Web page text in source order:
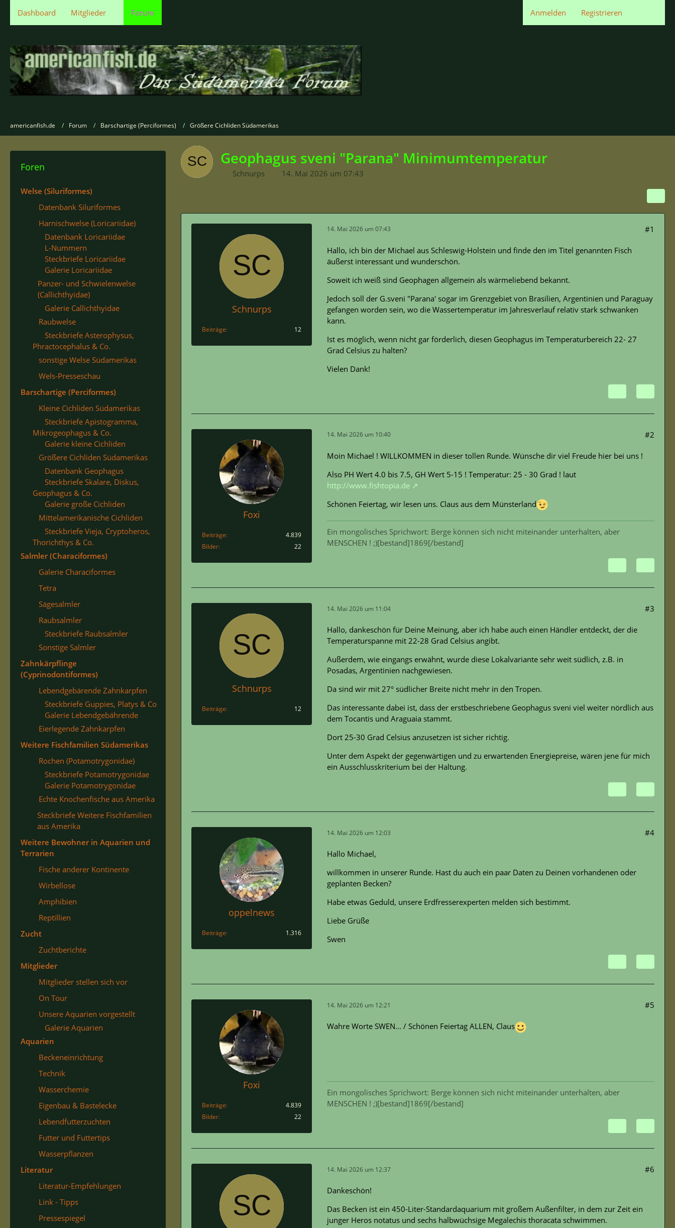
Dashboard Mitglieder Forum Anmelden Registrieren
americanfish.de Forum Barschartige (Perciformes) Größere Cichliden Südamerikas
Foren
Welse (Siluriformes)
Datenbank Siluriformes
Harnischwelse (Loricariidae)
Datenbank Loricariidae
L-Nummern
Steckbriefe Loricariidae
Galerie Loricariidae
Panzer- und Schwielenwelse
(Callichthyidae)
Galerie Callichthyidae
Raubwelse
Steckbriefe Asterophysus,
Phractocephalus & Co.
sonstige Welse Südamerikas
Wels-Presseschau
Barschartige (Perciformes)
Kleine Cichliden Südamerikas
Steckbriefe Apistogramma,
Mikrogeophagus & Co.
Galerie kleine Cichliden
Größere Cichliden Südamerikas
Datenbank Geophagus
Steckbriefe Skalare, Diskus,
Geophagus & Co.
Galerie große Cichliden
Mittelamerikanische Cichliden
Steckbriefe Vieja, Cryptoheros,
Thorichthys & Co.
Salmler (Characiformes)
Galerie Characiformes
Tetra
Sägesalmler
Raubsalmler
Steckbriefe Raubsalmler
Sonstige Salmler
Zahnkärpflinge
(Cyprinodontiformes)
Lebendgebärende Zahnkarpfen
Steckbriefe Guppies, Platys & Co
Galerie Lebendgebährende
Eierlegende Zahnkarpfen
Weitere Fischfamilien Südamerikas
Rochen (Potamotrygonidae)
Steckbriefe Potamotrygonidae
Galerie Potamotrygonidae
Echte Knochenfische aus Amerika
Steckbriefe Weitere Fischfamilien
aus Amerika
Weitere Bewohner in Aquarien und
Terrarien
Fische anderer Kontinente
Wirbellose
Amphibien
Reptillien
Zucht
Zuchtberichte
Mitglieder
Mitglieder stellen sich vor
On Tour
Unsere Aquarien vorgestellt
Galerie Aquarien
Aquarien
Beckeneinrichtung
Technik
Wasserchemie
Eigenbau & Bastelecke
Lebendfutterzuchten
Futter und Futtertips
Wasserpflanzen
Literatur
Literatur-Empfehlungen
Link - Tipps
Pressespiegel
Geophagus sveni "Parana" Minimumtemperatur
Schnurps 14. Mai 2026 um 07:43
Schnurps
Beiträge 12
14. Mai 2026 um 07:43 #1
Hallo, ich bin der Michael aus Schleswig-Holstein und finde den im Titel genannten Fisch
äußerst interessant und wunderschön.
Soweit ich weiß sind Geophagen allgemein als wärmeliebend bekannt.
Jedoch soll der G.sveni "Parana' sogar im Grenzgebiet von Brasilien, Argentinien und Paraguay
gefangen worden sein, wo die Wassertemperatur im Jahresverlauf relativ stark schwanken
kann.
Ist es möglich, wenn nicht gar förderlich, diesen Geophagus im Temperaturbereich 22- 27
Grad Celsius zu halten?
Vielen Dank!
Foxi
Beiträge
4.839
Bilder
22
14. Mai 2026 um 10:40 #2
Moin Michael ! WILLKOMMEN in dieser tollen Runde. Wünsche dir viel Freude hier bei uns !
Also PH Wert 4.0 bis 7.5, GH Wert 5-15 ! Temperatur: 25 - 30 Grad ! laut
http://www.fishtopia.de
Schönen Feiertag, wir lesen uns. Claus aus dem Münsterland
Ein mongolisches Sprichwort: Berge können sich nicht miteinander unterhalten, aber
MENSCHEN ! ;)[bestand]1869[/bestand]
Schnurps
Beiträge 12
14. Mai 2026 um 11:04 #3
Hallo, dankeschön für Deine Meinung, aber ich habe auch einen Händler entdeckt, der die
Temperaturspanne mit 22-28 Grad Celsius angibt.
Außerdem, wie eingangs erwähnt, wurde diese Lokalvariante sehr weit südlich, z.B. in
Posadas, Argentinien nachgewiesen.
Da sind wir mit 27° südlicher Breite nicht mehr in den Tropen.
Das interessante dabei ist, dass der erstbeschriebene Geophagus sveni viel weiter nördlich aus
dem Tocantis und Araguaia stammt.
Dort 25-30 Grad Celsius anzusetzen ist sicher richtig.
Unter dem Aspekt der gegenwärtigen und zu erwartenden Energiepreise, wären jene für mich
ein Ausschlusskriterium bei der Haltung.
oppelnews
Beiträge 1.316
14. Mai 2026 um 12:03 #4
Hallo Michael,
willkommen in unserer Runde. Hast du auch ein paar Daten zu Deinen vorhandenen oder
geplanten Becken?
Habe etwas Geduld, unsere Erdfresserexperten melden sich bestimmt.
Liebe Grüße
Swen
Foxi
Beiträge
4.839
Bilder
22
14. Mai 2026 um 12:21 #5
Wahre Worte SWEN... / Schönen Feiertag ALLEN, Claus
Ein mongolisches Sprichwort: Berge können sich nicht miteinander unterhalten, aber
MENSCHEN ! ;)[bestand]1869[/bestand]
14. Mai 2026 um 12:37 #6
Dankeschön!
Das Becken ist ein 450-Liter-Standardaquarium mit großem Außenfilter, in dem zur Zeit ein
junger Heros notatus und sechs halbwüchsige Megalechis thoracata schwimmen.